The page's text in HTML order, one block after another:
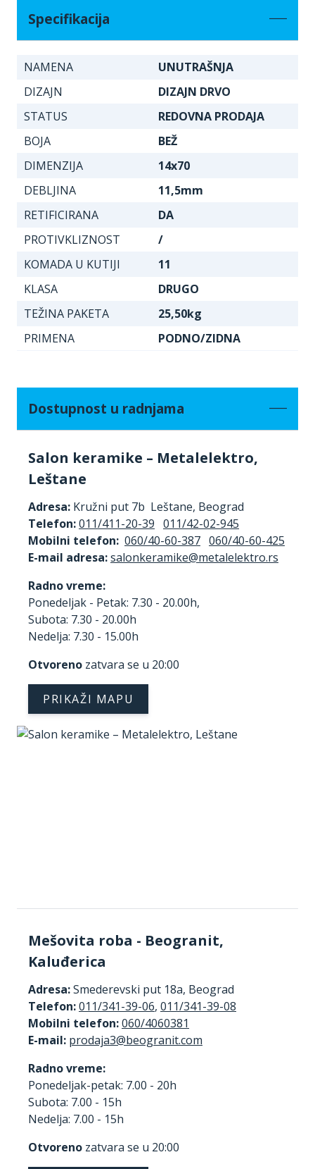
Specifikacija
NAMENA
UNUTRAŠNJA
DIZAJN
DIZAJN DRVO
STATUS
REDOVNA PRODAJA
BOJA
BEŽ
DIMENZIJA
14x70
DEBLJINA
11,5mm
RETIFICIRANA
DA
PROTIVKLIZNOST
/
KOMADA U KUTIJI
11
KLASA
DRUGO
TEŽINA PAKETA
25,50kg
PRIMENA
PODNO/ZIDNA
Dostupnost u radnjama
Salon keramike – Metalelektro,
Leštane
Adresa: Kružni put 7b Leštane, Beograd
Telefon:011/411-20-39 011/42-02-945
Mobilni telefon: 060/40-60-387 060/40-60-425
E-mail adresa:
Radno vreme:
Ponedeljak - Petak: 7.30 - 20.00h,
Subota: 7.30 - 20.00h
Nedelja: 7.30 - 15.00h
Otvoreno zatvara se u 20:00
PRIKAŽI MAPU
Mešovita roba - Beogranit,
Kaluđerica
Adresa:Smederevski put 18a, Beograd
Telefon:011/341-39-06, 011/341-39-08
Mobilni telefon:060/4060381
E-mail:
Radno vreme:
Ponedeljak-petak: 7.00 - 20h
Subota: 7.00 - 15h
Nedelja: 7.00 - 15h
Otvoreno zatvara se u 20:00